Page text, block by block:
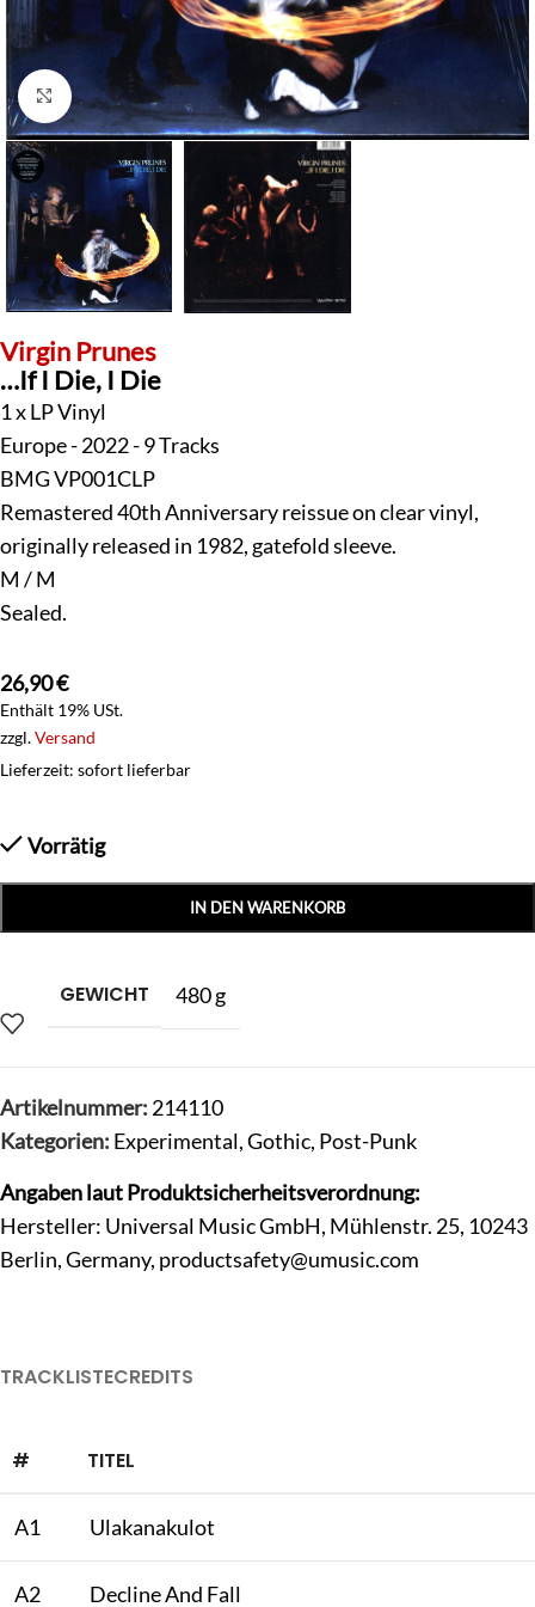
Klick zum Vergrößern
Virgin Prunes
…If I Die, I Die
1 x LP Vinyl
Europe - 2022 - 9 Tracks
BMG VP001CLP
Remastered 40th Anniversary reissue on clear vinyl,
originally released in 1982, gatefold sleeve.
M / M
Sealed.
26,90€
Enthält 19% USt.
zzgl.Versand
Lieferzeit: sofort lieferbar
Vorrätig
IN DEN WARENKORB
GEWICHT 480 g
Artikelnummer: 214110
Kategorien: Experimental,Gothic, Post-Punk
Angaben laut Produktsicherheitsverordnung:
Hersteller: Universal Music GmbH, Mühlenstr. 25, 10243
Berlin, Germany, productsafety@umusic.com
TRACKLISTECREDITS
# TITEL
A1 Ulakanakulot
A2 Decline And Fall